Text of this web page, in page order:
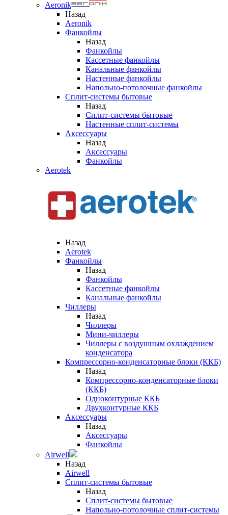
Aeronik
Назад
Aeronik
Фанкойлы
Назад
Фанкойлы
Кассетные фанкойлы
Канальные фанкойлы
Настенные фанкойлы
Напольно-потолочные фанкойлы
Сплит-системы бытовые
Назад
Сплит-системы бытовые
Настенные сплит-системы
Аксессуары
Назад
Аксессуары
Фанкойлы
Aerotek
Назад
Aerotek
Фанкойлы
Назад
Фанкойлы
Кассетные фанкойлы
Канальные фанкойлы
Чиллеры
Назад
Чиллеры
Мини-чиллеры
Чиллеры с воздушным охлаждением
конденсатора
Компрессорно-конденсаторные блоки (ККБ)
Назад
Компрессорно-конденсаторные блоки
(ККБ)
Одноконтурные ККБ
Двухконтурные ККБ
Аксессуары
Назад
Аксессуары
Фанкойлы
Airwell
Назад
Airwell
Сплит-системы бытовые
Назад
Сплит-системы бытовые
Напольно-потолочные сплит-системы